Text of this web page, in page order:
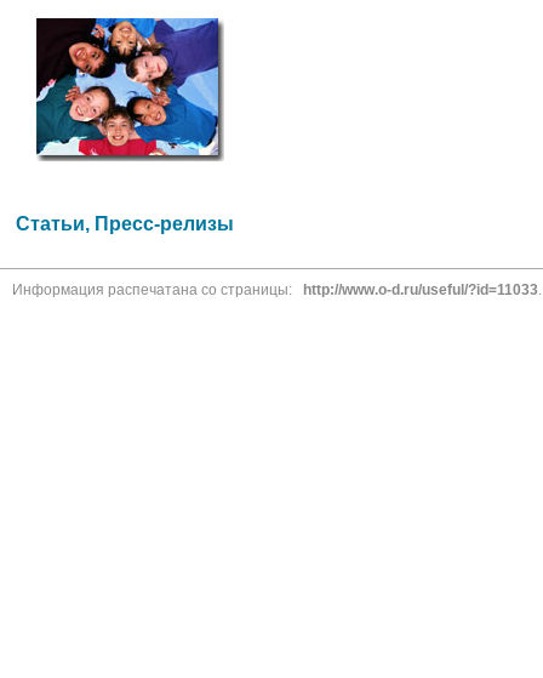
Статьи, Пресс-релизы
Информация распечатана со страницы: http://www.o-d.ru/useful/?id=11033